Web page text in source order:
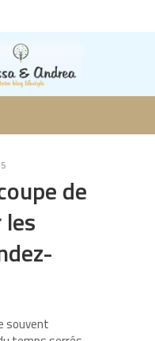
de
souvent